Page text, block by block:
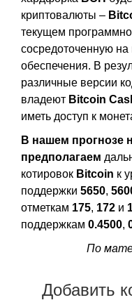
криптовалюты –
текущем
сосредоточенную
обеспечения. В
различные версии
владеют Bitcoin
иметь доступ к
В нашем прогнозе
предполагаем
котировок Bitcoin к
поддержки 5650,
отметкам 175, 172 и
поддержкам 0.4500,
По
Добавить